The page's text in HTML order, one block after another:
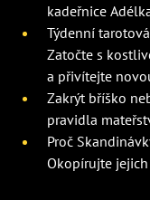
kadeřnice
Týdenní
Zatočte s
a přivítejte
Zakrýt bříško
pravidla
Proč
Okopírujte